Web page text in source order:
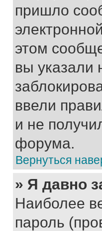
пришло
этом
вы указали
ввели
и не
форума.
Вернуться
» Я давно
Наиболее
пароль